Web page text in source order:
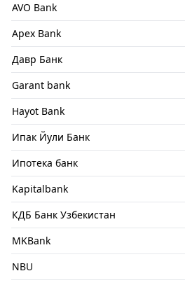
AVO Bank
Apex Bank
Давр Банк
Garant bank
Hayot Bank
Ипак Йули Банк
Ипотека банк
Kapitalbank
КДБ Банк Узбекистан
MKBank
NBU